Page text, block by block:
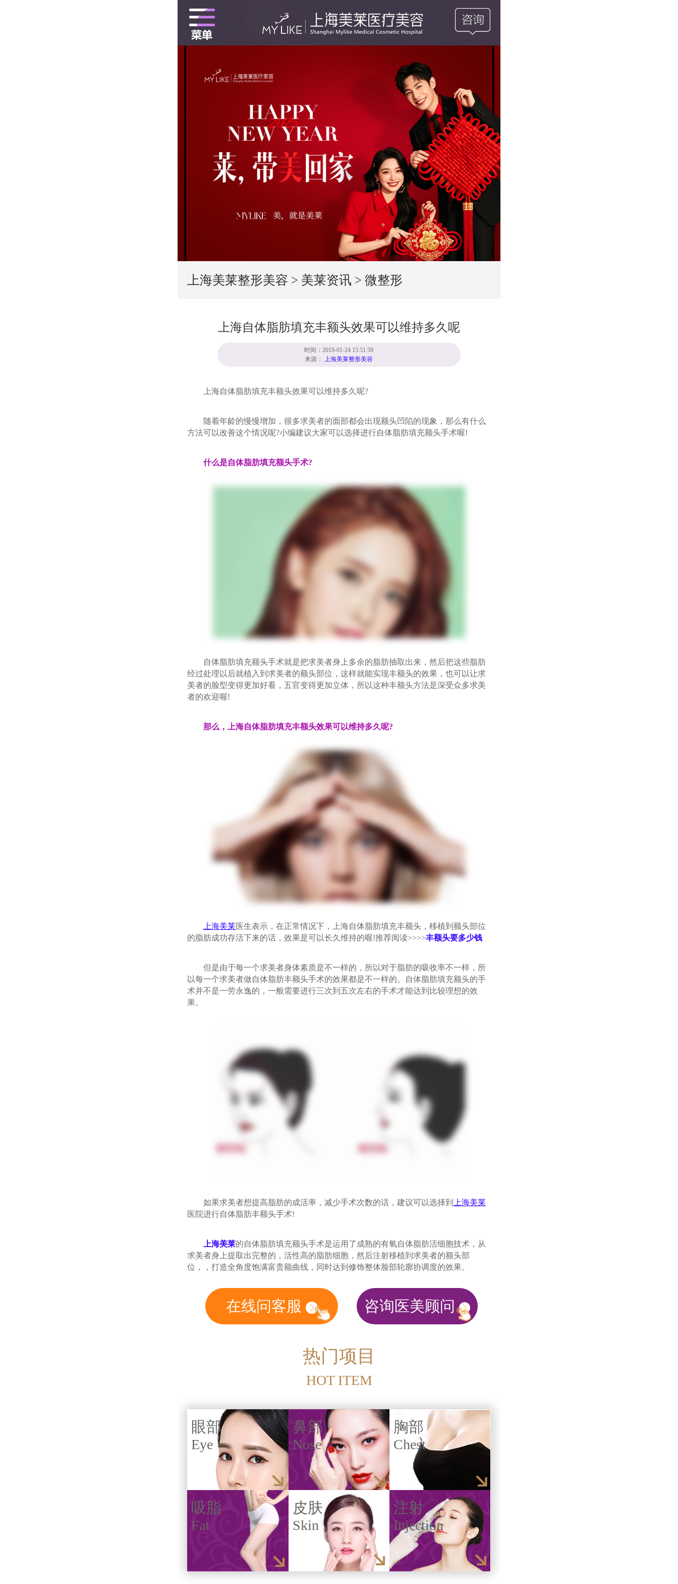
上海美莱整形美容 > 美莱资讯 >微整形
上海自体脂肪填充丰额头效果可以维持多久呢
时间：2019-01-24 15:51:59
来源：上海美莱整形美容
上海自体脂肪填充丰额头效果可以维持多久呢?
随着年龄的慢慢增加，很多求美者的面部都会出现额头凹陷的现象，那么有什么
方法可以改善这个情况呢?小编建议大家可以选择进行自体脂肪填充额头手术喔!
什么是自体脂肪填充额头手术?
自体脂肪填充额头手术就是把求美者身上多余的脂肪抽取出来，然后把这些脂肪
经过处理以后就植入到求美者的额头部位，这样就能实现丰额头的效果，也可以让求
美者的脸型变得更加好看，五官变得更加立体，所以这种丰额头方法是深受众多求美
者的欢迎喔!
那么，上海自体脂肪填充丰额头效果可以维持多久呢?
上海美莱医生表示，在正常情况下，上海自体脂肪填充丰额头，移植到额头部位
的脂肪成功存活下来的话，效果是可以长久维持的喔!推荐阅读>>>>丰额头要多少钱
但是由于每一个求美者身体素质是不一样的，所以对于脂肪的吸收率不一样，所
以每一个求美者做自体脂肪丰额头手术的效果都是不一样的。自体脂肪填充额头的手
术并不是一劳永逸的，一般需要进行三次到五次左右的手术才能达到比较理想的效
果。
如果求美者想提高脂肪的成活率，减少手术次数的话，建议可以选择到
上海美莱
医院进行自体脂肪丰额头手术!
上海美莱的自体脂肪填充额头手术是运用了成熟的有氧自体脂肪活细胞技术，从
求美者身上提取出完整的，活性高的脂肪细胞，然后注射移植到求美者的额头部
位，，打造全角度饱满富贵额曲线，同时达到修饰整体脸部轮廓协调度的效果。
在线问客服 咨询医美顾问
热门项目
HOT ITEM
眼部
Eye
鼻部
Nose
胸部
Chest
吸脂
Fat
皮肤
Skin
注射
Injection